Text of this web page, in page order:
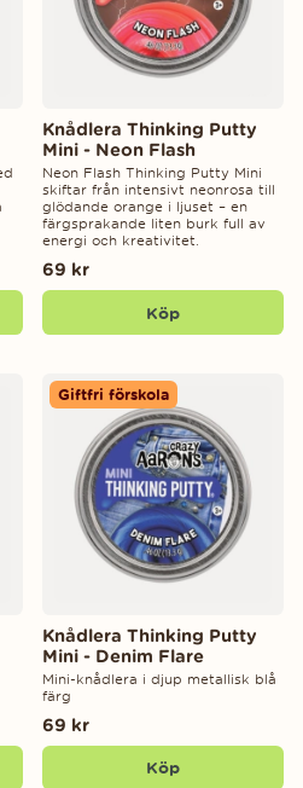
Knådlera Thinking Putty
Mini - Neon Flash
Neon Flash Thinking Putty Mini
skiftar från intensivt neonrosa till
glödande orange i ljuset – en
färgsprakande liten burk full av
energi och kreativitet.
69 kr
Köp
Giftfri förskola
Knådlera Thinking Putty
Mini - Denim Flare
Mini-knådlera i djup metallisk blå
färg
69 kr
Köp